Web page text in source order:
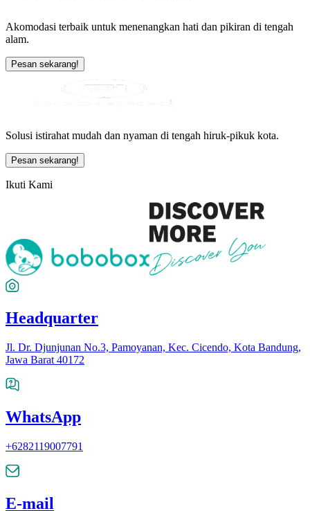
Akomodasi terbaik untuk menenangkan hati dan pikiran di tengah
alam.
Pesan sekarang!
Solusi istirahat mudah dan nyaman di tengah hiruk-pikuk kota.
Pesan sekarang!
Ikuti Kami
Headquarter
Jl. Dr. Djunjunan No.3, Pamoyanan, Kec. Cicendo, Kota Bandung,
Jawa Barat 40172
WhatsApp
+6282119007791
E-mail